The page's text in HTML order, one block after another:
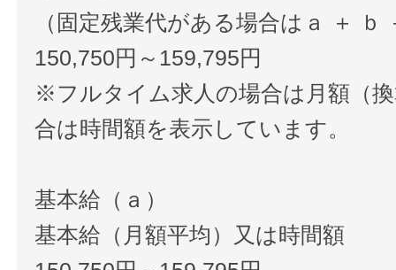
（固定残業代がある場合はａ ＋ ｂ
150,750円～159,795円
※フルタイム求人の場合は月額（
合は時間額を表示しています。
基本給（ａ）
基本給（月額平均）又は時間額